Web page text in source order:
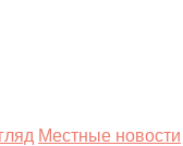
Местные новости